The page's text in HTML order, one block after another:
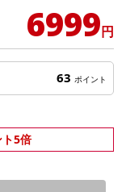
6999円
63 ポイント
5倍